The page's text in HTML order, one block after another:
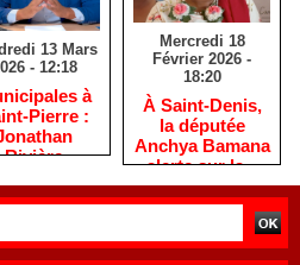
13 Mars
- 12:18
à
Pierre :
Rivière
après
terrain
Mercredi 18
Février 2026 -
18:20
​À Saint-Denis,
la députée
Anchya Bamana
alerte sur la «
double peine »
vécue par